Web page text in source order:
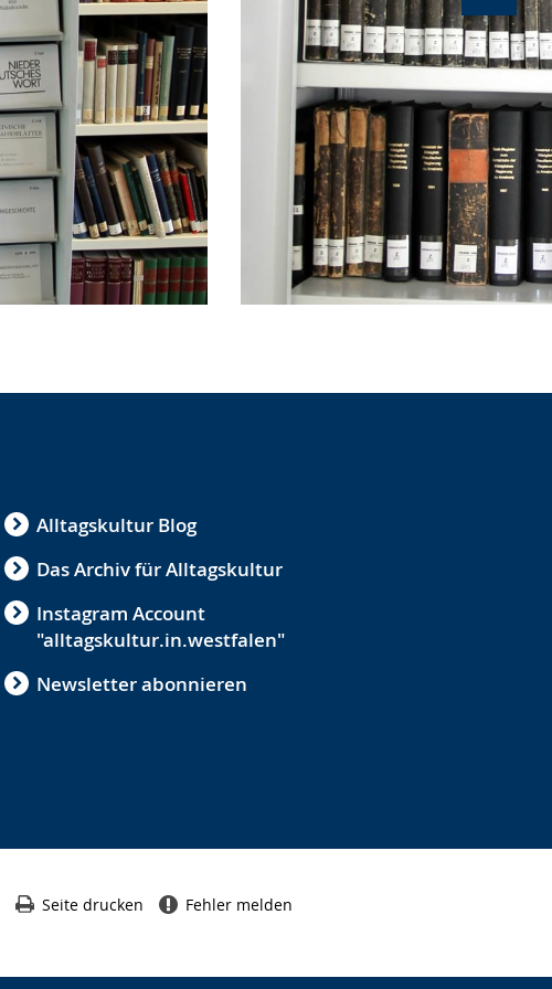
(
von
)
Alltagskultur Blog
Das Archiv für Alltagskultur
Instagram Account
"alltagskultur.in.westfalen"
Newsletter abonnieren
Seite drucken Fehler melden